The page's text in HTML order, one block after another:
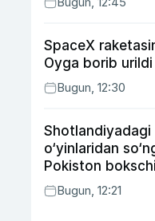
SpaceX
Oyga borib urildi
Bugun, 12:30
Shotlandiyadagi
o‘yinlaridan
Pokiston
bo‘ldiBugun, 12:21